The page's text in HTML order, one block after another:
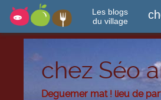
Les blogs
du village
chez Séo
Deguemer mat ! lieu de